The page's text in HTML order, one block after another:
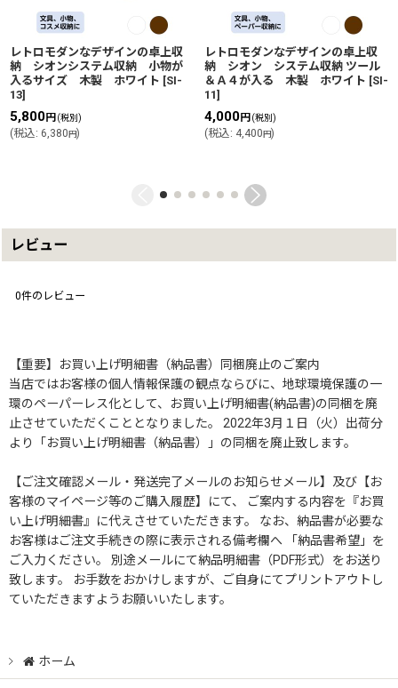
レトロモダンなデザインの卓上収
納 シオンシステム収納 小物が
入るサイズ 木製 ホワイト [SI-
13]
5,800円 (税別)
(税込: 6,380円)
レトロモダンなデザインの卓上収
納 シオン システム収納 ツール
＆Ａ４が入る 木製 ホワイト [SI-
11]
4,000円 (税別)
(税込: 4,400円)
レビュー
0件のレビュー
【重要】お買い上げ明細書（納品書）同梱廃止のご案内
当店ではお客様の個人情報保護の観点ならびに、地球環境保護の一
環のペーパーレス化として、お買い上げ明細書(納品書)の同梱を廃
止させていただくこととなりました。 2022年3月１日（火）出荷分
より「お買い上げ明細書（納品書）」の同梱を廃止致します。
【ご注文確認メール・発送完了メールのお知らせメール】及び【お
客様のマイページ等のご購入履歴】にて、 ご案内する内容を『お買
い上げ明細書』に代えさせていただきます。 なお、納品書が必要な
お客様はご注文手続きの際に表示される備考欄へ 「納品書希望」を
ご入力ください。 別途メールにて納品明細書（PDF形式）をお送り
致します。 お手数をおかけしますが、ご自身にてプリントアウトし
ていただきますようお願いいたします。
ホーム